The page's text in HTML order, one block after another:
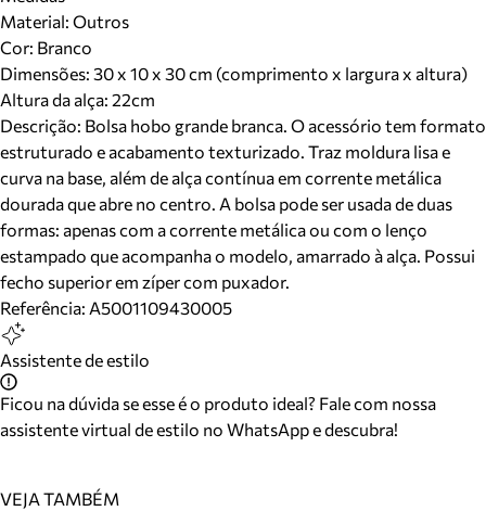
Material: Outros
Cor: Branco
Dimensões: 30 x 10 x 30 cm (comprimento x largura x altura)
Altura da alça: 22cm
Descrição: Bolsa hobo grande branca. O acessório tem formato
estruturado e acabamento texturizado. Traz moldura lisa e
curva na base, além de alça contínua em corrente metálica
dourada que abre no centro. A bolsa pode ser usada de duas
formas: apenas com a corrente metálica ou com o lenço
estampado que acompanha o modelo, amarrado à alça. Possui
fecho superior em zíper com puxador.
Referência: A5001109430005
Assistente de estilo
Ficou na dúvida se esse é o produto ideal? Fale com nossa
assistente virtual de estilo no WhatsApp e descubra!
VEJA TAMBÉM